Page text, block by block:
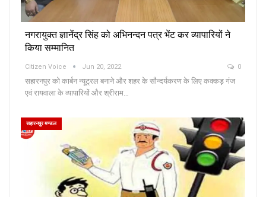
नगरायुक्त ज्ञानेंद्र सिंह को अभिनन्दन पत्र भेंट कर व्यापारियों ने
किया सम्मानित
Citizen Voice Jun 20, 2022 0
सहारनपुर को कार्बन न्यूट्रल बनाने और शहर के सौन्दर्यकरण के लिए कक्कड़ गंज
एवं रायवाला के व्यापारियों और श्रीराम…
सहारनपुर मण्डल